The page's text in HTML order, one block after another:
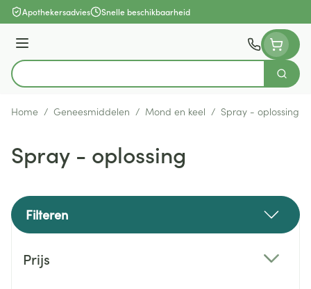
Ga naar de inhoud
Apothekersadvies Snelle beschikbaarheid
Menu
Product, merk, categorie...
Zoek
Home / Geneesmiddelen / Mond en keel / Spray - oplossing
Spray - oplossing
Filteren
Prijs